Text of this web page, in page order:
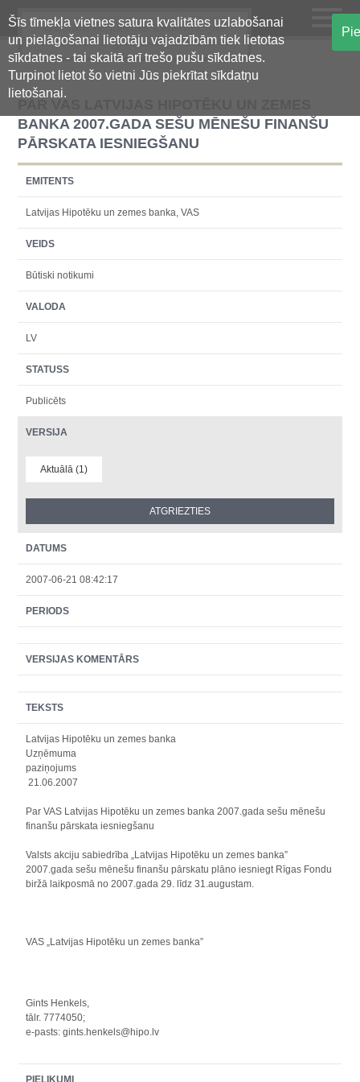
Šīs tīmekļa vietnes satura kvalitātes uzlabošanai
un pielāgošanai lietotāju vajadzībām tiek lietotas
sīkdatnes - tai skaitā arī trešo pušu sīkdatnes.
Turpinot lietot šo vietni Jūs piekrītat sīkdatņu
lietošanai.
Oficiālā regulētās informācijas
centralizētā glabāšanas sistēma
BANKA 2007.GADA SEŠU MĒNEŠU FINANŠU
PĀRSKATA IESNIEGŠANU
EMITENTS
Latvijas Hipotēku un zemes banka, VAS
VEIDS
Būtiski notikumi
VALODA
LV
STATUSS
Publicēts
VERSIJA
Aktuālā (1)
DATUMS
2007-06-21 08:42:17
PERIODS
VERSIJAS KOMENTĀRS
TEKSTS
Latvijas Hipotēku un zemes banka
Uzņēmuma
21.06.2007
Par VAS Latvijas Hipotēku un zemes banka 2007.gada sešu mēnešu
finanšu pārskata iesniegšanu
Valsts akciju sabiedrība „Latvijas Hipotēku un zemes banka”
2007.gada sešu mēnešu finanšu pārskatu plāno iesniegt Rīgas Fondu
biržā laikposmā no 2007.gada 29. līdz 31.augustam.
VAS „Latvijas Hipotēku un zemes banka”
Gints Henkels,
tālr. 7774050;
e-pasts: gints.henkels@hipo.lv
PIELIKUMI